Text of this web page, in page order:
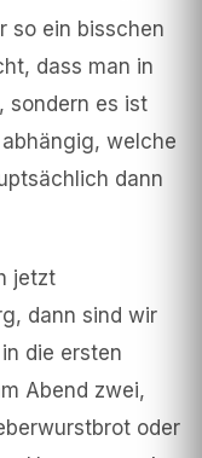
so ein bisschen
dass man in
sondern es ist
welche
dann
jetzt
dann sind wir
die ersten
Abend zwei,
oder